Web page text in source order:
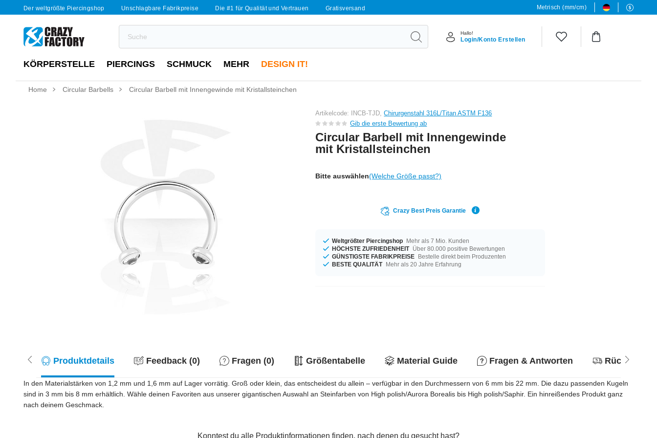
Der weltgrößte Piercingshop Unschlagbare Fabrikpreise Die #1 für Qualität und Vertrauen Gratisversand Metrisch (mm/cm)
Hallo!
Login/Konto Erstellen
KÖRPERSTELLE PIERCINGS SCHMUCK MEHR DESIGN IT!
Home Circular Barbells Circular Barbell mit Innengewinde mit Kristallsteinchen
Artikelcode: INCB-TJD,Chirurgenstahl 316L/Titan ASTM F136
Gib die erste Bewertung ab
Circular Barbell mit Innengewinde
mit Kristallsteinchen
Bitte auswählen(Welche Größe passt?)
Crazy Best Preis Garantie
Weltgrößter Piercingshop Mehr als 7 Mio. Kunden
HÖCHSTE ZUFRIEDENHEIT Über 80.000 positive Bewertungen
GÜNSTIGSTE FABRIKPREISE Bestelle direkt beim Produzenten
BESTE QUALITÄT Mehr als 20 Jahre Erfahrung
Produktdetails Feedback (0) Fragen (0) Größentabelle Material Guide Fragen & Antworten
In den Materialstärken von 1,2 mm und 1,6 mm auf Lager vorrätig. Groß oder klein, das entscheidest du allein – verfügbar in den Durchmessern von 6 mm bis 22 mm. Die dazu passenden Kugeln
sind in 3 mm bis 8 mm erhältlich. Wähle deinen Favoriten aus unserer gigantischen Auswahl an Steinfarben von High polish/Aurora Borealis bis High polish/Saphir. Ein hinreißendes Produkt ganz
nach deinem Geschmack.
Konntest du alle Produktinformationen finden, nach denen du gesucht hast?